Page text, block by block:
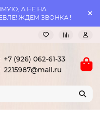
А НЕ НА
ЖДЕМ ЗВОНКА !
+7 (926) 062-61-33
2215987@mail.ru